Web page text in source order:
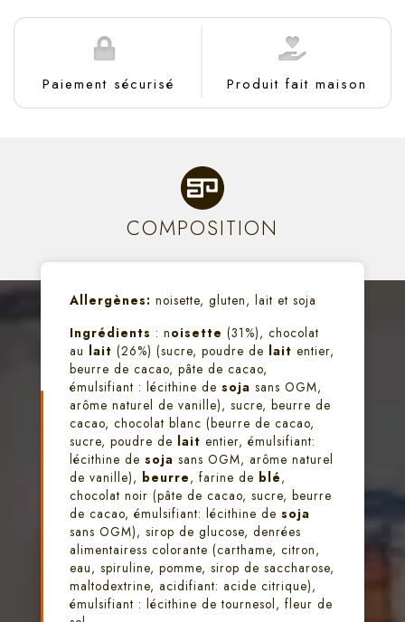
Paiement sécurisé Produit fait maison
COMPOSITION
Allergènes: noisette, gluten, lait et soja
Ingrédients : noisette (31%), chocolat
au lait (26%) (sucre, poudre de lait entier,
beurre de cacao, pâte de cacao,
émulsifiant : lécithine de soja sans OGM,
arôme naturel de vanille), sucre, beurre de
cacao, chocolat blanc (beurre de cacao,
sucre, poudre de lait entier, émulsifiant:
lécithine de soja sans OGM, arôme naturel
de vanille), beurre, farine de blé,
chocolat noir (pâte de cacao, sucre, beurre
de cacao, émulsifiant: lécithine de soja
sans OGM), sirop de glucose, denrées
alimentairess colorante (carthame, citron,
eau, spiruline, pomme, sirop de saccharose,
maltodextrine, acidifiant: acide citrique),
émulsifiant : lécithine de tournesol, fleur de